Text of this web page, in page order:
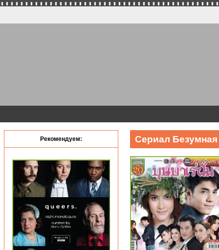
Сериал
Рекомендуем: